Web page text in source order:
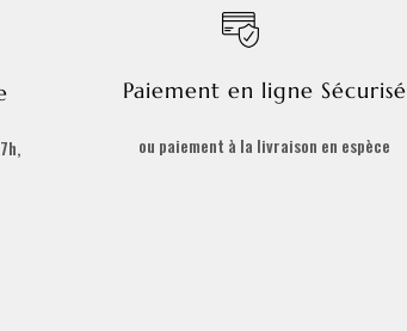
Paiement en ligne Sécurisé
ou paiement à la livraison en espèce